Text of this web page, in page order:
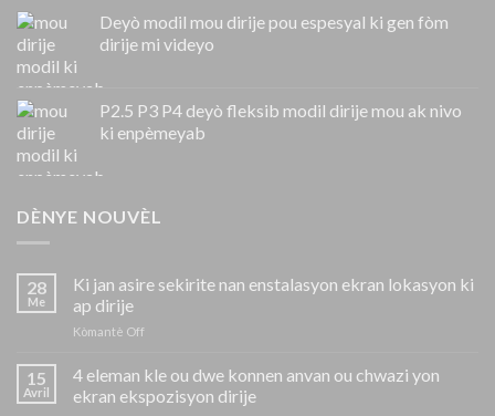
Deyò modil mou dirije pou espesyal ki gen fòm
dirije mi videyo
P2.5 P3 P4 deyò fleksib modil dirije mou ak nivo
ki enpèmeyab
DÈNYE NOUVÈL
28
Me
Ki jan asire sekirite nan enstalasyon ekran lokasyon ki
ap dirije
Kòmantè Off
jan
sekirite
15
Avril
4 eleman kle ou dwe konnen anvan ou chwazi yon
ekran ekspozisyon dirije